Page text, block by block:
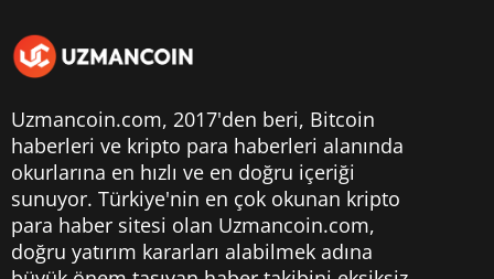
Uzmancoin.com, 2017'den beri, Bitcoin
haberleri ve kripto para haberleri alanında
okurlarına en hızlı ve en doğru içeriği
sunuyor. Türkiye'nin en çok okunan kripto
para haber sitesi olan Uzmancoin.com,
doğru yatırım kararları alabilmek adına